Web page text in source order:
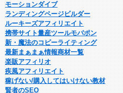
モーションダイブ
ランディングページビルダー
ルーキーズアフィリエイト
携帯サイト量産ツールモバポン
新・魔法のコピーライティング
最新まぁまぁ情報商材一覧
楽販アフィリオ
疾風アフィリエイト
稼げない/購入してはいけない教材
賢者のSEO